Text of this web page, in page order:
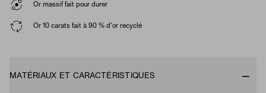
Or massif fait pour durer
Or 10 carats fait à 90 % d'or recyclé
MATÉRIAUX ET CARACTÉRISTIQUES